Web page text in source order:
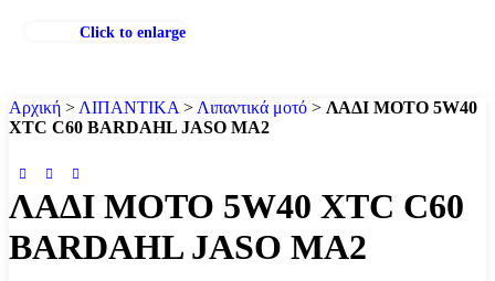
Click to enlarge
Αρχική > ΛΙΠΑΝΤΙΚΑ > Λιπαντικά μοτό > ΛΑΔΙ ΜΟΤΟ 5W40
XTC C60 BARDAHL JASO MA2
ΛΑΔΙ ΜΟΤΟ 5W40 XTC C60
BARDAHL JASO MA2